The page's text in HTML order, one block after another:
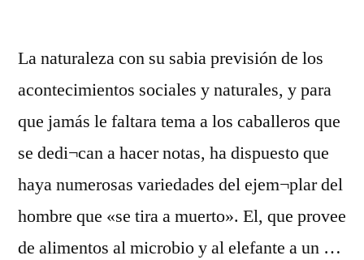
La naturaleza con su sabia previsión de los
acontecimientos sociales y naturales, y para
que jamás le faltara tema a los caballeros que
se dedi¬can a hacer notas, ha dispuesto que
haya numerosas variedades del ejem¬plar del
hombre que «se tira a muerto». El, que provee
de alimentos al microbio y al elefante a un …